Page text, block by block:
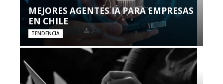
MEJORES AGENTES IA PARA EMPRESAS
EN CHILE
TENDENCIA